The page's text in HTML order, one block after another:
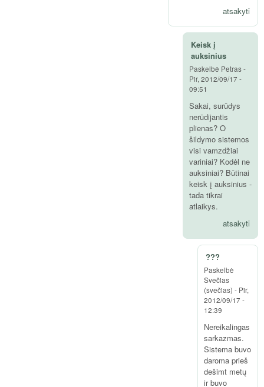
atsakyti
Keisk į
auksinius
Paskelbė Petras-
Pir, 2012/09/17 -
09:51
Sakai, surūdys
nerūdijantis
plienas? O
šildymo sistemos
visi vamzdžiai
variniai? Kodėl ne
auksiniai? Būtinai
keisk į auksinius -
tada tikrai
atlaikys.
atsakyti
???
Paskelbė
Svečias
(svečias) - Pir,
2012/09/17 -
12:39
Nereikalingas
sarkazmas.
Sistema buvo
daroma prieš
dešimt metų
ir buvo